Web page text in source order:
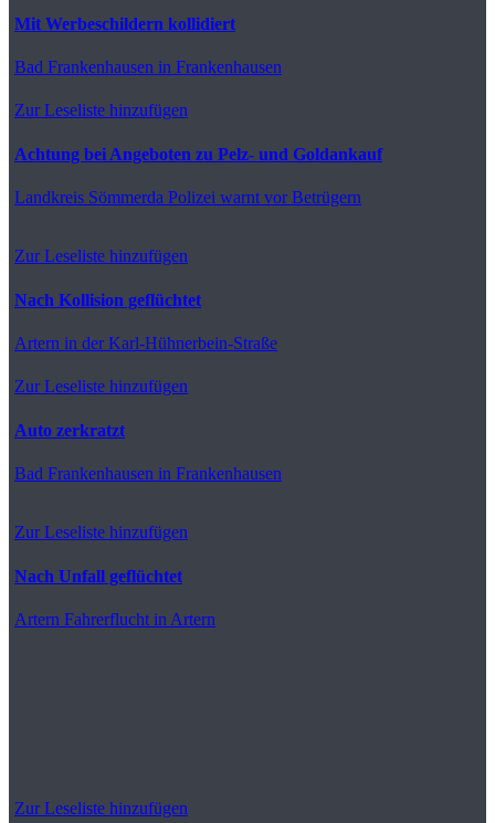
Mit Werbeschildern kollidiert
Bad Frankenhausen in Frankenhausen
Zur Leseliste hinzufügen
Achtung bei Angeboten zu Pelz- und Goldankauf
Landkreis Sömmerda Polizei warnt vor Betrügern
Zur Leseliste hinzufügen
Nach Kollision geflüchtet
Artern in der Karl-Hühnerbein-Straße
Zur Leseliste hinzufügen
Auto zerkratzt
Bad Frankenhausen in Frankenhausen
Zur Leseliste hinzufügen
Nach Unfall geflüchtet
Artern Fahrerflucht in Artern
Zur Leseliste hinzufügen